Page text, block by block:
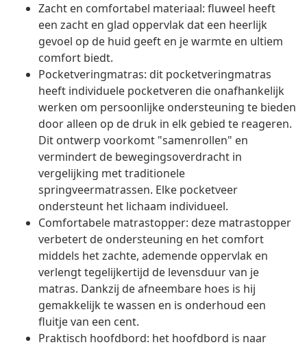
Zacht en comfortabel materiaal: fluweel heeft
een zacht en glad oppervlak dat een heerlijk
gevoel op de huid geeft en je warmte en ultiem
comfort biedt.
Pocketveringmatras: dit pocketveringmatras
heeft individuele pocketveren die onafhankelijk
werken om persoonlijke ondersteuning te bieden
door alleen op de druk in elk gebied te reageren.
Dit ontwerp voorkomt "samenrollen" en
vermindert de bewegingsoverdracht in
vergelijking met traditionele
springveermatrassen. Elke pocketveer
ondersteunt het lichaam individueel.
Comfortabele matrastopper: deze matrastopper
verbetert de ondersteuning en het comfort
middels het zachte, ademende oppervlak en
verlengt tegelijkertijd de levensduur van je
matras. Dankzij de afneembare hoes is hij
gemakkelijk te wassen en is onderhoud een
fluitje van een cent.
Praktisch hoofdbord: het hoofdbord is naar